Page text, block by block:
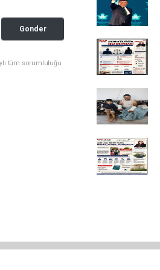
Gonder
tüm sorumluluğu